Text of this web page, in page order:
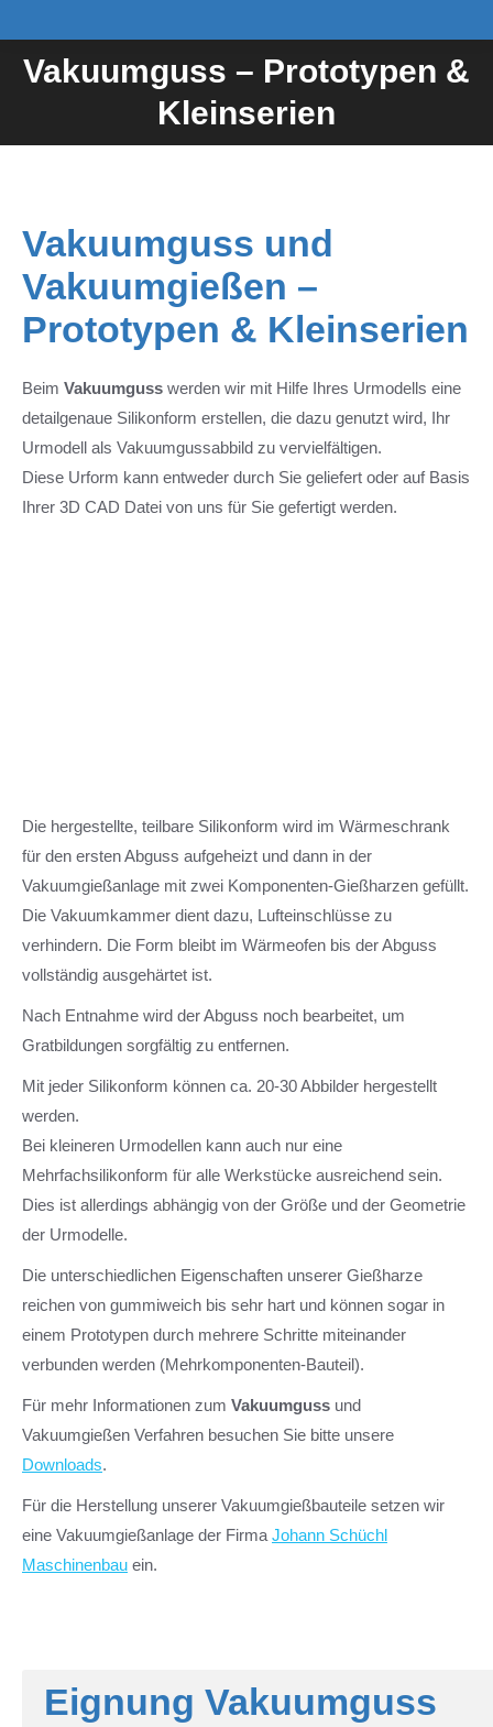
Vakuumguss – Prototypen &
Kleinserien
Vakuumguss und
Vakuumgießen –
Prototypen & Kleinserien
Beim Vakuumguss werden wir mit Hilfe Ihres Urmodells eine
detailgenaue Silikonform erstellen, die dazu genutzt wird, Ihr
Urmodell als Vakuumgussabbild zu vervielfältigen.
Diese Urform kann entweder durch Sie geliefert oder auf Basis
Ihrer 3D CAD Datei von uns für Sie gefertigt werden.
Die hergestellte, teilbare Silikonform wird im Wärmeschrank
für den ersten Abguss aufgeheizt und dann in der
Vakuumgießanlage mit zwei Komponenten-Gießharzen gefüllt.
Die Vakuumkammer dient dazu, Lufteinschlüsse zu
verhindern. Die Form bleibt im Wärmeofen bis der Abguss
vollständig ausgehärtet ist.
Nach Entnahme wird der Abguss noch bearbeitet, um
Gratbildungen sorgfältig zu entfernen.
Mit jeder Silikonform können ca. 20-30 Abbilder hergestellt
werden.
Bei kleineren Urmodellen kann auch nur eine
Mehrfachsilikonform für alle Werkstücke ausreichend sein.
Dies ist allerdings abhängig von der Größe und der Geometrie
der Urmodelle.
Die unterschiedlichen Eigenschaften unserer Gießharze
reichen von gummiweich bis sehr hart und können sogar in
einem Prototypen durch mehrere Schritte miteinander
verbunden werden (Mehrkomponenten-Bauteil).
Für mehr Informationen zum Vakuumguss und
Vakuumgießen Verfahren besuchen Sie bitte unsere
Downloads.
Für die Herstellung unserer Vakuumgießbauteile setzen wir
eine Vakuumgießanlage der Firma Johann Schüchl
Maschinenbau ein.
Eignung Vakuumguss